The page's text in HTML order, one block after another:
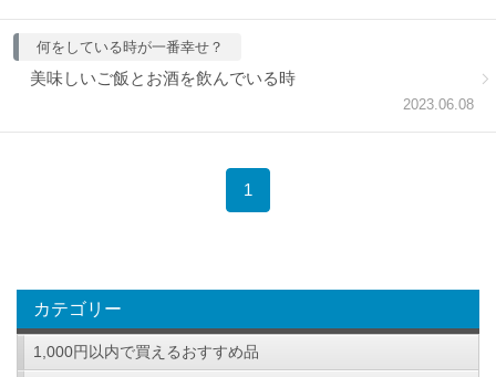
何をしている時が一番幸せ？
2023.06.08
美味しいご飯とお酒を飲んでいる時
1
カテゴリー
1,000円以内で買えるおすすめ品